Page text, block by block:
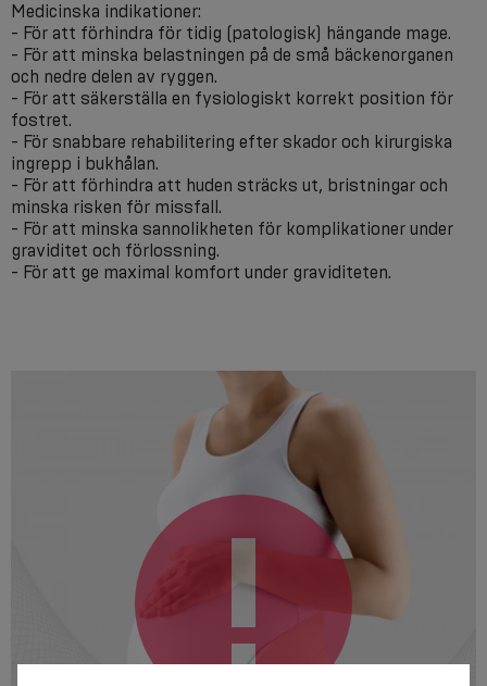
Medicinska indikationer:
- För att förhindra för tidig (patologisk) hängande mage.
- För att minska belastningen på de små bäckenorganen
och nedre delen av ryggen.
- För att säkerställa en fysiologiskt korrekt position för
fostret.
- För snabbare rehabilitering efter skador och kirurgiska
ingrepp i bukhålan.
- För att förhindra att huden sträcks ut, bristningar och
minska risken för missfall.
- För att minska sannolikheten för komplikationer under
graviditet och förlossning.
- För att ge maximal komfort under graviditeten.